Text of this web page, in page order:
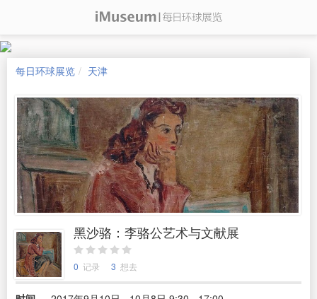
每日环球展览 天津
黑沙骆：李骆公艺术与文献展
0 记录 3 想去